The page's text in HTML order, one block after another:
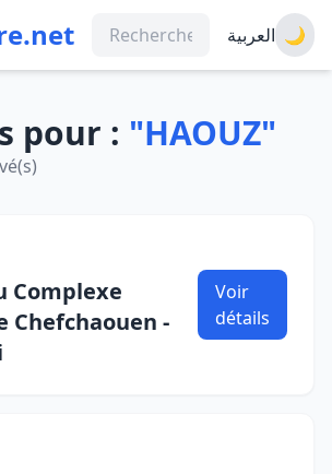
العربية 🌙
pour : "HAOUZ"
Complexe
Chefchaouen -
Voir
détails